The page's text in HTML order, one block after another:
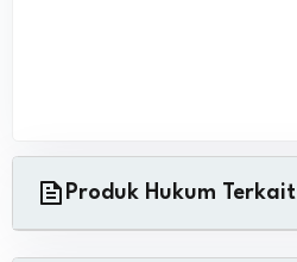
Produk Hukum Terkait